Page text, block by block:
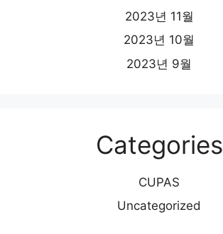
2023년 11월
2023년 10월
2023년 9월
Categories
CUPAS
Uncategorized